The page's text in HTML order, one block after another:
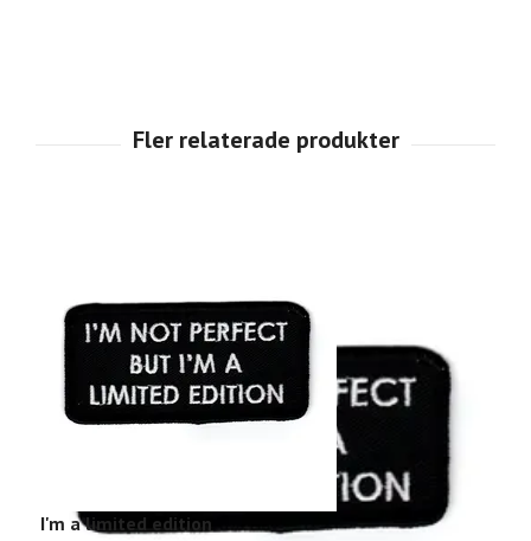
I'm a limited edition